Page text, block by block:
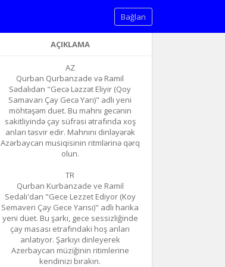
Bağlan
AÇIKLAMA
AZ
Qurban Qurbanzade və Ramil
Sədalıdan "Gecə Ləzzət Eliyir (Qoy
Samavarı Çay Gecə Yarı)" adlı yeni
möhtəşəm duet. Bu mahnı gecənin
sakitliyində çay süfrəsi ətrafında xoş
anları təsvir edir. Mahnını dinləyərək
Azərbaycan musiqisinin ritmlərinə qərq
olun.
TR
Qurban Kurbanzade ve Ramil
Sedalı'dan "Gece Lezzet Ediyor (Koy
Semaveri Çay Gece Yarısı)" adlı harika
yeni düet. Bu şarkı, gece sessizliğinde
çay masası etrafındaki hoş anları
anlatıyor. Şarkıyı dinleyerek
Azerbaycan müziğinin ritimlerine
kendinizi bırakın.